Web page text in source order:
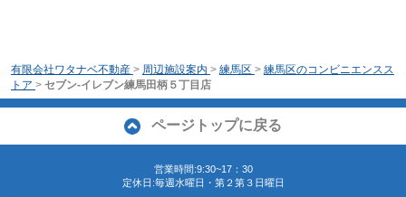
有限会社ワタナベ不動産 > 周辺施設案内 > 練馬区 > 練馬区のコンビニエンスス
トア > セブン-イレブン練馬田柄５丁目店
ページトップに戻る
営業時間:9:30~17：30
定休日:毎週水曜日・第２第３日曜日